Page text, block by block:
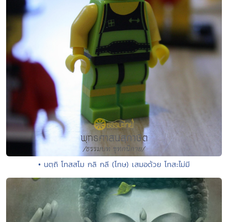
• นตฺถิ โทสสโม กลิ กลี (โทษ) เสมอด้วย โทสะไม่มี